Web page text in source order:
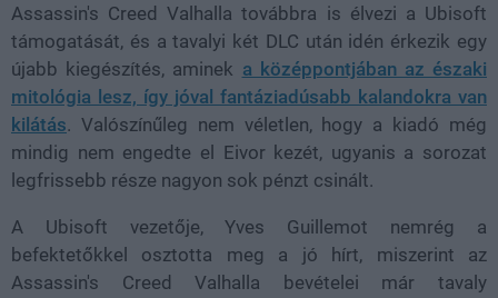
Assassin's Creed Valhalla továbbra is élvezi a Ubisoft
támogatását, és a tavalyi két DLC után idén érkezik egy
újabb kiegészítés, aminek a középpontjában az északi
mitológia lesz, így jóval fantáziadúsabb kalandokra van
kilátás. Valószínűleg nem véletlen, hogy a kiadó még
mindig nem engedte el Eivor kezét, ugyanis a sorozat
legfrissebb része nagyon sok pénzt csinált.
A Ubisoft vezetője, Yves Guillemot nemrég a
befektetőkkel osztotta meg a jó hírt, miszerint az
Assassin's Creed Valhalla bevételei már tavaly